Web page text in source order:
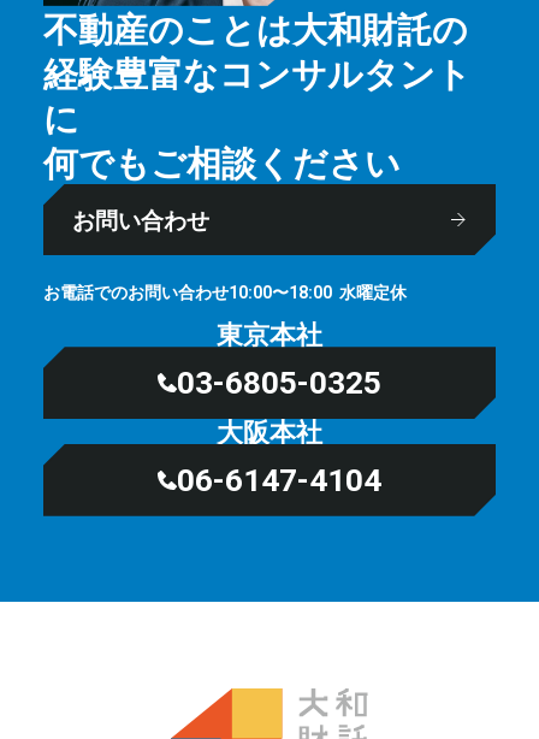
不動産のことは大和財託の
経験豊富なコンサルタント
に
何でもご相談ください
お問い合わせ
お電話でのお問い合わせ10:00〜18:00 ⽔曜定休
東京本社
03-6805-0325
大阪本社
06-6147-4104